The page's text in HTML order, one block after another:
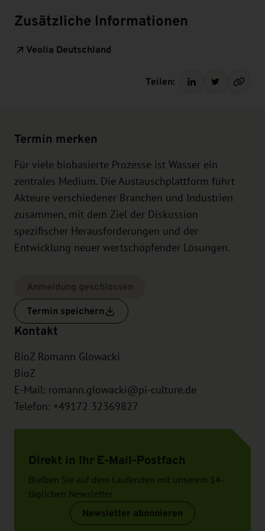
Zusätzliche Informationen
Veolia Deutschland
Teilen:
Termin merken
Für viele biobasierte Prozesse ist Wasser ein
zentrales Medium. Die Austauschplattform führt
Akteure verschiedener Branchen und Industrien
zusammen, mit dem Ziel der Diskussion
spezifischer Herausforderungen und der
Entwicklung neuer wertschöpfender Lösungen.
Termin speichern
Kontakt
BioZ Romann Glowacki
BioZ
E-Mail: romann.glowacki@pi-culture.de
Telefon: +49172 32369827
Direkt in Ihr E-Mail-Postfach
Bleiben Sie auf dem Laufenden mit unserem 14-
täglichen Newsletter
Newsletter abonnieren